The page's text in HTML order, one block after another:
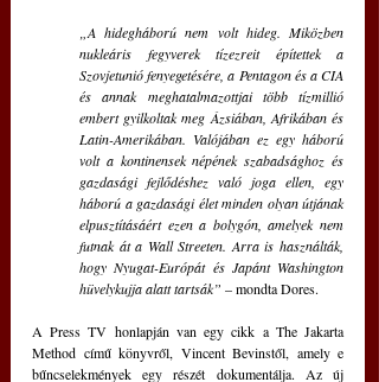
„A hidegháború nem volt hideg. Miközben
nukleáris fegyverek tízezreit építettek a
Szovjetunió fenyegetésére, a Pentagon és a CIA
és annak meghatalmazottjai több tízmillió
embert gyilkoltak meg Ázsiában, Afrikában és
Latin-Amerikában. Valójában ez egy háború
volt a kontinensek népének szabadsághoz és
gazdasági fejlődéshez való joga ellen, egy
háború a gazdasági élet minden olyan útjának
elpusztításáért ezen a bolygón, amelyek nem
futnak át a Wall Streeten. Arra is használták,
hogy Nyugat-Európát és Japánt Washington
hüvelykujja alatt tartsák” – mondta Dores.
A Press TV honlapján van egy cikk a The Jakarta
Method című könyvről, Vincent Bevinstől, amely e
bűncselekmények egy részét dokumentálja. Az új